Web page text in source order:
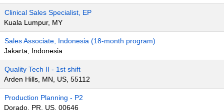
Clinical Sales Specialist, EP
Kuala Lumpur, MY
Sales Associate, Indonesia (18-month program)
Jakarta, Indonesia
Quality Tech II - 1st shift
Arden Hills, MN, US, 55112
Production Planning - P2
Dorado, PR, US, 00646